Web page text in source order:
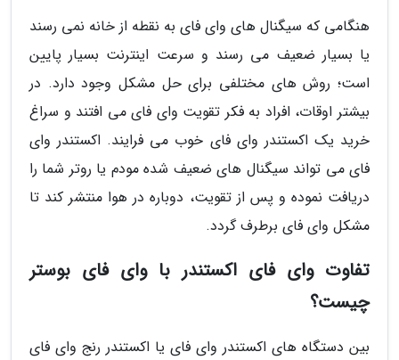
هنگامی که سیگنال های وای فای به نقطه از خانه نمی رسند
یا بسیار ضعیف می رسند و سرعت اینترنت بسیار پایین
است؛ روش های مختلفی برای حل مشکل وجود دارد. در
بیشتر اوقات، افراد به فکر تقویت وای فای می افتند و سراغ
خرید یک اکستندر وای فای خوب می فرایند. اکستندر وای
فای می تواند سیگنال های ضعیف شده مودم یا روتر شما را
دریافت نموده و پس از تقویت، دوباره در هوا منتشر کند تا
مشکل وای فای برطرف گردد.
تفاوت وای فای اکستندر با وای فای بوستر
چیست؟
بین دستگاه های اکستندر وای فای یا اکستندر رنج وای فای